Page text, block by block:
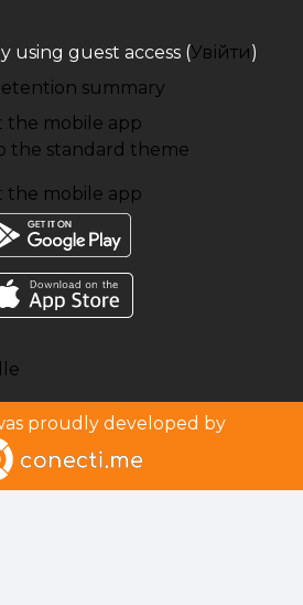
using guest access (Увійти)
summary
the mobile app
the standard theme
the mobile app
proudly developed by